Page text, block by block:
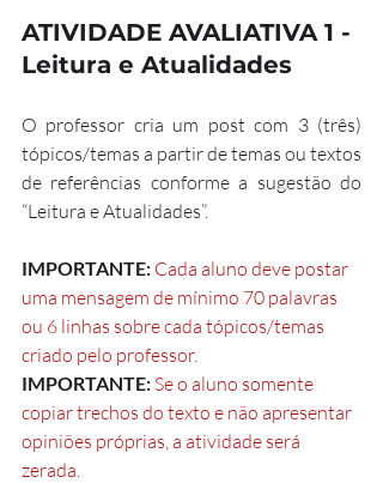
ATIVIDADE AVALIATIVA 1 -
Leitura e Atualidades
O professor cria um post com 3 (três)
tópicos/temas a partir de temas ou textos
de referências conforme a sugestão do
“Leitura e Atualidades”.
IMPORTANTE: Cada aluno deve postar
uma mensagem de mínimo 70 palavras
ou 6 linhas sobre cada tópicos/temas
criado pelo professor.
IMPORTANTE:Se o aluno somente
copiar trechos do texto e não apresentar
opiniões próprias, a atividade será
zerada.